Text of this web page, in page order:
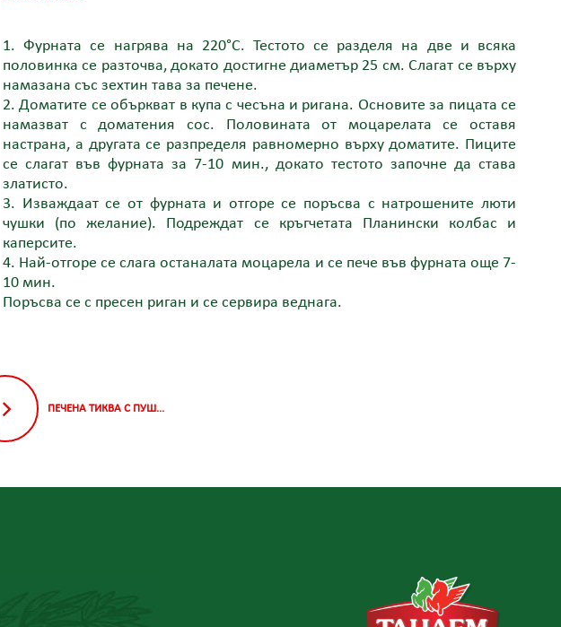
1. Фурната се нагрява на 220°С. Тестото се разделя на две и всяка
половинка се разточва, докато достигне диаметър 25 см. Слагат се върху
намазана със зехтин тава за печене.
2. Доматите се объркват в купа с чесъна и ригана. Основите за пицата се
намазват с доматения сос. Половината от моцарелата се оставя
настрана, а другата се разпределя равномерно върху доматите. Пиците
се слагат във фурната за 7-10 мин., докато тестото започне да става
златисто.
3. Изваждаaт се от фурната и отгоре се поръсва с натрошените люти
чушки (по желание). Подреждат се кръгчетата Планински колбас и
каперсите.
4. Най-отгоре се слага останалата моцарела и се пече във фурната още 7-
10 мин.
Поръсва се с пресен риган и се сервира веднага.
ПЕЧЕНА ТИКВА С ПУШ...